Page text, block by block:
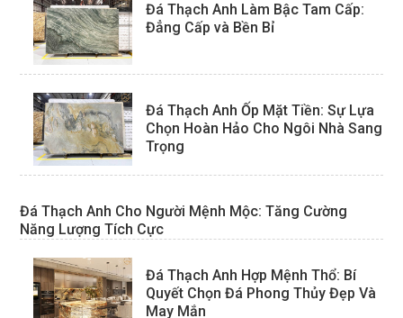
Đá Thạch Anh Làm Bậc Tam Cấp:
Đẳng Cấp và Bền Bỉ
Đá Thạch Anh Ốp Mặt Tiền: Sự Lựa
Chọn Hoàn Hảo Cho Ngôi Nhà Sang
Trọng
Đá Thạch Anh Cho Người Mệnh Mộc: Tăng Cường
Năng Lượng Tích Cực
Đá Thạch Anh Hợp Mệnh Thổ: Bí
Quyết Chọn Đá Phong Thủy Đẹp Và
May Mắn